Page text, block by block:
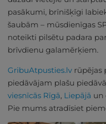
pasākumi, brīnišķīgi
šaubām – mūsdienīgas
noteikti pilsētu padara
brīvdienu galamērķiem.
GribuAtpusties.lv rūpējas
piedāvājam plašu
viesnīcās Rīgā, Liepājā un
Pie mums atradīsiet